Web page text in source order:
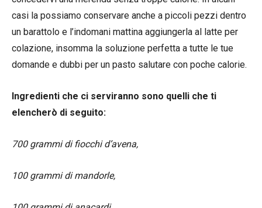
casi la possiamo conservare anche a piccoli pezzi dentro
un barattolo e l’indomani mattina aggiungerla al latte per
colazione, insomma la soluzione perfetta a tutte le tue
domande e dubbi per un pasto salutare con poche calorie.
Ingredienti che ci serviranno sono quelli che ti
elencherò di seguito:
700 grammi di fiocchi d’avena,
100 grammi di mandorle,